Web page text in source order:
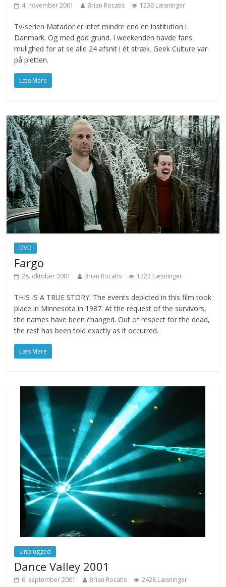
4. november 2001 Brian Rocatis 1230 Læsninger
Tv-serien Matador er intet mindre end en institution i
Danmark. Og med god grund. I weekenden havde fans
mulighed for at se alle 24 afsnit i ét stræk. Geek Culture var
på pletten.
Læs Mere
DVD
Fargo
28. oktober 2001 Brian Rocatis 1222 Læsninger
THIS IS A TRUE STORY. The events depicted in this film took
place in Minnesota in 1987. At the request of the survivors,
the names have been changed. Out of respect for the dead,
the rest has been told exactly as it occurred.
Læs Mere
Unplugged
Dance Valley 2001
6. september 2001 Brian Rocatis 2428 Læsninger